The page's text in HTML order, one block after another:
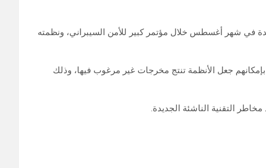
في شهر أغسطس خلال مؤتمر كبير للأمن السيبراني، ونظمته
جعل الأنظمة تنتج مخرجات غير مرغوب فيها، وذلك
التقنية الناشئة الجديدة.